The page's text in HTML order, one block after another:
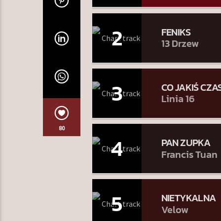
80
2 FENIKS
13 Drzew
3 CO JAKIŚ
Linia 16
4 PAN ZUPKA
Francis Tuan
5 NIETYKALNA
Velow